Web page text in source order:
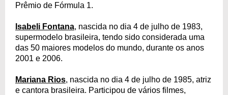
Prêmio de Fórmula 1.
Isabeli Fontana, nascida no dia 4 de julho de 1983,
supermodelo brasileira, tendo sido considerada uma
das 50 maiores modelos do mundo, durante os anos
2001 e 2006.
Mariana Rios, nascida no dia 4 de julho de 1985, atriz
e cantora brasileira. Participou de vários filmes,